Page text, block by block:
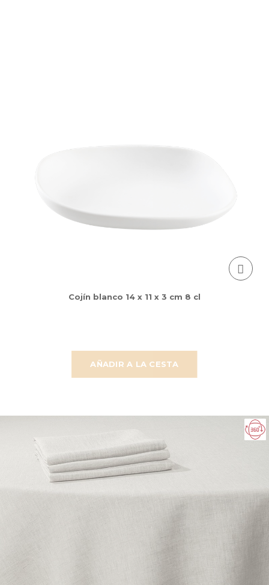
AÑADIR A LA CESTA
Cojín blanco 14 x 11 x 3 cm 8 cl